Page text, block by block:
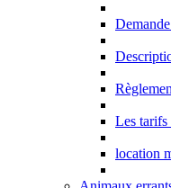
Les tarifs
location